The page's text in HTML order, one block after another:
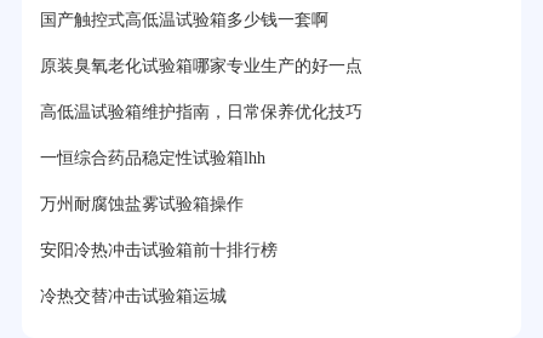
国产触控式高低温试验箱多少钱一套啊
原装臭氧老化试验箱哪家专业生产的好一点
高低温试验箱维护指南，日常保养优化技巧
一恒综合药品稳定性试验箱lhh
万州耐腐蚀盐雾试验箱操作
安阳冷热冲击试验箱前十排行榜
冷热交替冲击试验箱运城